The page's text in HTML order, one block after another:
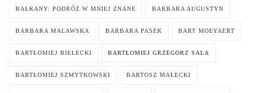
BAŁKANY: PODRÓŻ W MNIEJ ZNANE BARBARA AUGUSTYN
BARBARA MALAWSKA BARBARA PASEK BART MOEYAERT
BARTŁOMIEJ BIELECKI BARTŁOMIEJ GRZEGORZ SALA
BARTŁOMIEJ SZMYTKOWSKI BARTOSZ MAŁECKI